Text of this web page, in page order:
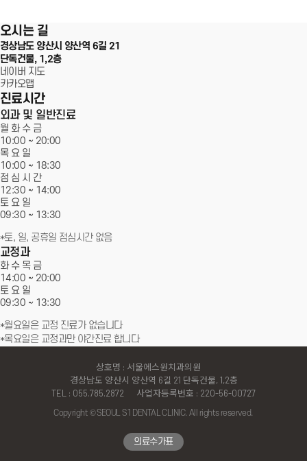
치과소개
서울에스원 특별함
임플란트
치아교정
심미치료
커뮤니티
오시는 길
경상남도 양산시 양산역 6길 21
단독건물, 1,2층
네이버 지도
카카오맵
진료시간
외과 및 일반진료
월 화 수 금
10:00 ~ 20:00
목 요 일
10:00 ~ 18:30
점 심 시 간
12:30 ~ 14:00
토 요 일
09:30 ~ 13:30
*토, 일, 공휴일 점심시간 없음
교정과
화 수 목 금
14:00 ~ 20:00
토 요 일
09:30 ~ 13:30
*월요일은 교정 진료가 없습니다
*목요일은 교정과만 야간진료 합니다
상호명 : 서울에스원치과의원
경상남도 양산시 양산역 6길 21 단독건물, 1,2층
TEL : 055.785.2872
사업자등록번호 : 220-56-00727
Copyright © SEOUL S1 DENTAL CLINIC. All rights reserved.
의료수가표